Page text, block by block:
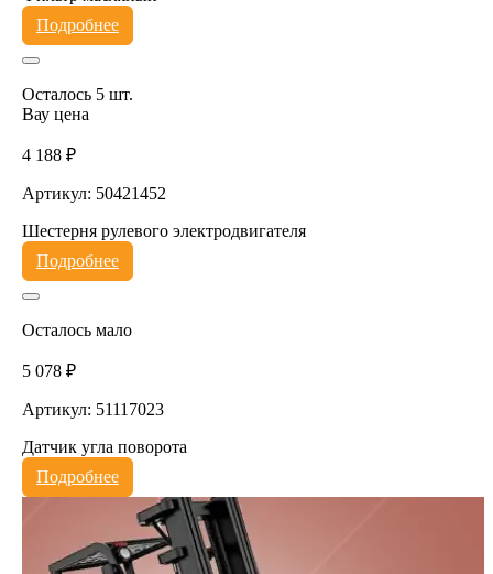
Подробнее
Осталось 5 шт.
Вау цена
4 188 ₽
Артикул: 50421452
Шестерня рулевого электродвигателя
Подробнее
Осталось мало
5 078 ₽
Артикул: 51117023
Датчик угла поворота
Подробнее